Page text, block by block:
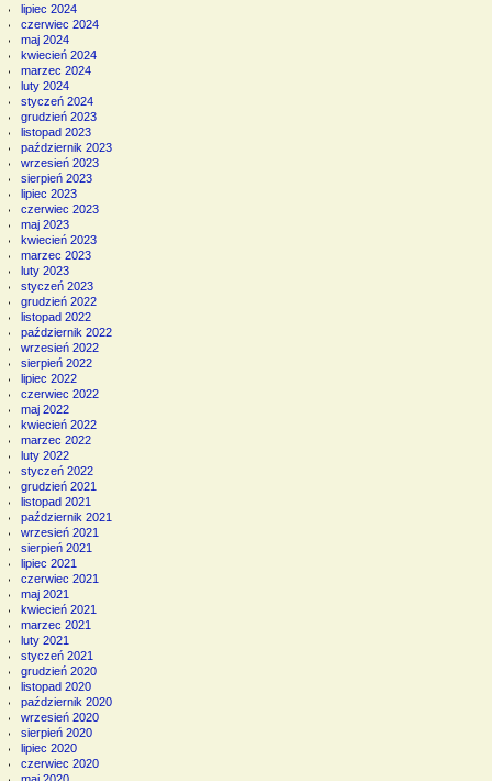
lipiec 2024
czerwiec 2024
maj 2024
kwiecień 2024
marzec 2024
luty 2024
styczeń 2024
grudzień 2023
listopad 2023
październik 2023
wrzesień 2023
sierpień 2023
lipiec 2023
czerwiec 2023
maj 2023
kwiecień 2023
marzec 2023
luty 2023
styczeń 2023
grudzień 2022
listopad 2022
październik 2022
wrzesień 2022
sierpień 2022
lipiec 2022
czerwiec 2022
maj 2022
kwiecień 2022
marzec 2022
luty 2022
styczeń 2022
grudzień 2021
listopad 2021
październik 2021
wrzesień 2021
sierpień 2021
lipiec 2021
czerwiec 2021
maj 2021
kwiecień 2021
marzec 2021
luty 2021
styczeń 2021
grudzień 2020
listopad 2020
październik 2020
wrzesień 2020
sierpień 2020
lipiec 2020
czerwiec 2020